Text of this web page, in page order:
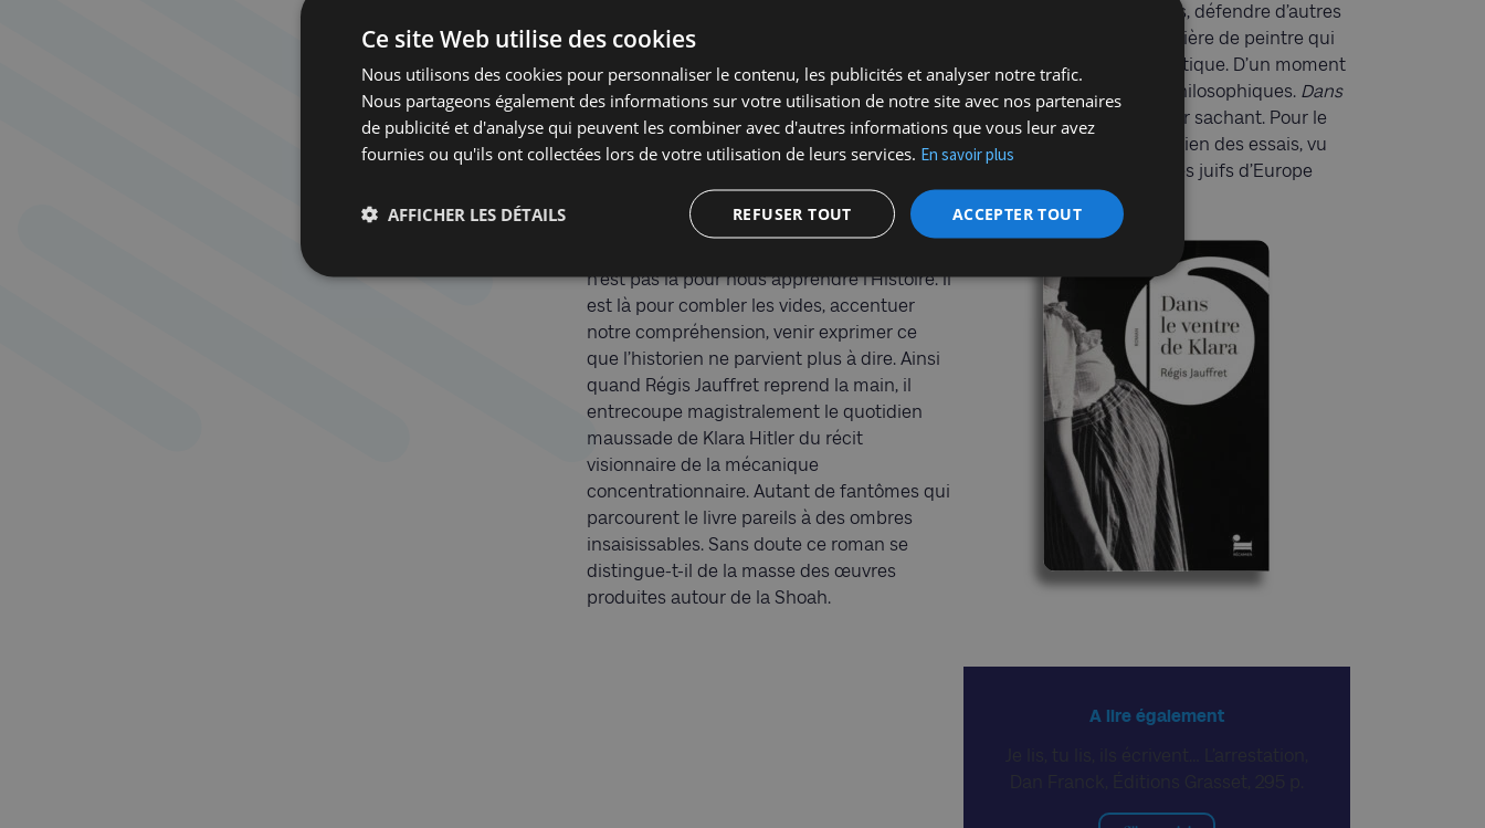
jouer différemment. Que le petit Adolf aurait pu prendre d’autres chemins, défendre d’autres
options. Il ne s’agit pas seulement, comme on l’entend souvent, d’une carrière de peintre qui
aurait pu bien tourner mais bien d’un contexte familial, d’un contexte politique. D’un moment
de l’Histoire qui s’inaugure et autorise les dérives politiques, morales et philosophiques. Dans
le ventre de Klara
est à ce titre ce que l’on pourrait qualifier de roman pour sachant. Pour le
comprendre, il faut posséder une solide formation intellectuelle, avoir lu bien des essais, vu
nombre de documentaires et avoir entendu les récits de la destruction des juifs d’Europe
n’est pas là pour nous apprendre l’Histoire. Il
est là pour combler les vides, accentuer
notre compréhension, venir exprimer ce
que l’historien ne parvient plus à dire. Ainsi
quand Régis Jauffret reprend la main, il
entrecoupe magistralement le quotidien
maussade de Klara Hitler du récit
visionnaire de la mécanique
concentrationnaire. Autant de fantômes qui
parcourent le livre pareils à des ombres
insaisissables. Sans doute ce roman se
distingue-t-il de la masse des œuvres
produites autour de la Shoah.
A lire également
Ce site Web utilise des cookies
Nous utilisons des cookies pour personnaliser le contenu, les publicités et analyser notre trafic.
Nous partageons également des informations sur votre utilisation de notre site avec nos partenaires
de publicité et d'analyse qui peuvent les combiner avec d'autres informations que vous leur avez
fournies ou qu'ils ont collectées lors de votre utilisation de leurs services. En savoir plus
ACCEPTER TOUT
REFUSER TOUT
AFFICHER LES DÉTAILS